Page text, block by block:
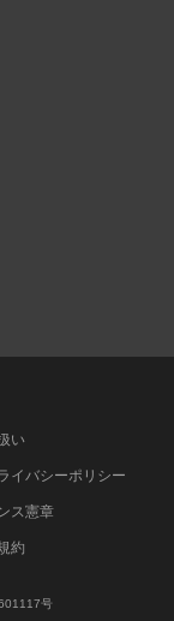
い
イバシーポリシー
ス憲章
約
号